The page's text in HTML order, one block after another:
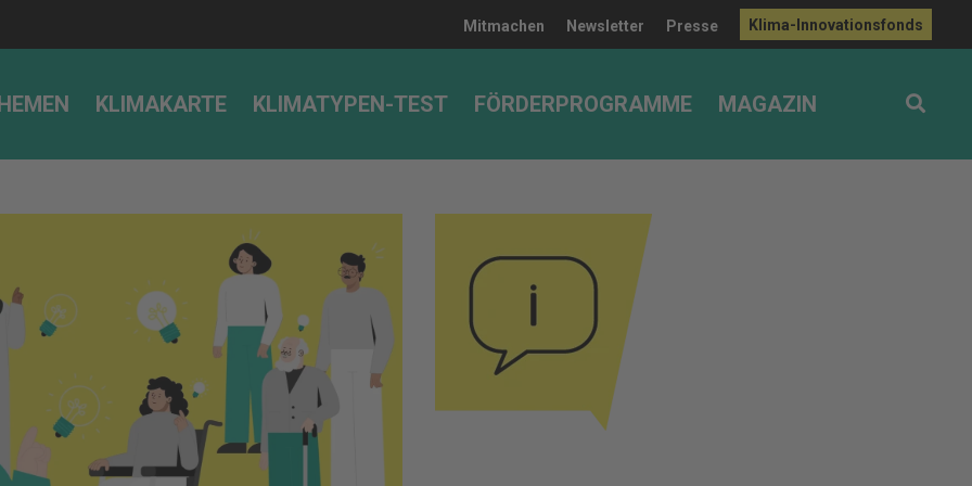
Mitmachen Newsletter Presse Klima-Innovationsfonds
KLIMAKARTE KLIMATYPEN-TEST FÖRDERPROGRAMME MAGAZIN